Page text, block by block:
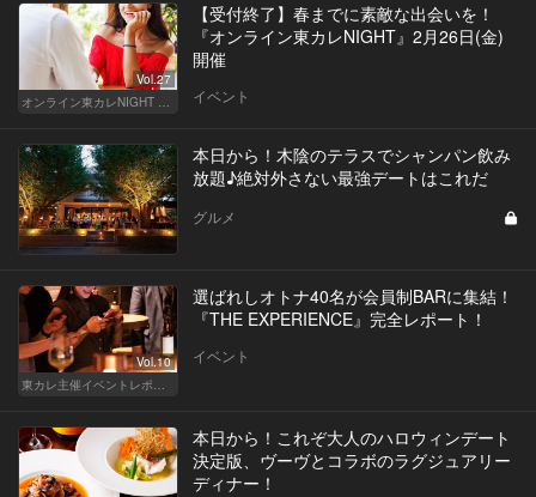
Vol.27
オンライン東カレNIGHT イベント募集
【受付終了】春までに素敵な出会いを！
『オンライン東カレNIGHT』2月26日(金)
開催
イベント
本日から！木陰のテラスでシャンパン飲み
放題♪絶対外さない最強デートはこれだ
グルメ
Vol.10
東カレ主催イベントレポート
選ばれしオトナ40名が会員制BARに集結！
『THE EXPERIENCE』完全レポート！
イベント
本日から！これぞ大人のハロウィンデート
決定版、ヴーヴとコラボのラグジュアリー
ディナー！